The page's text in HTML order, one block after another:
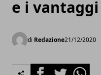
e i
di Redazione21/12/2020
FacebookTwitter